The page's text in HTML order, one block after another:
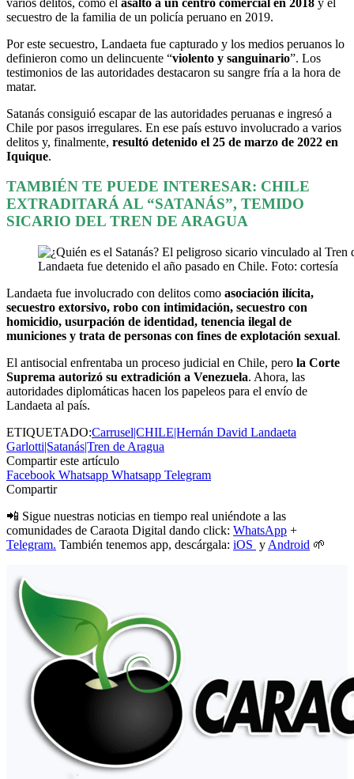
secuestro de la familia de un policía peruano en 2019.
Por este secuestro, Landaeta fue capturado y los medios peruanos lo
definieron como un delincuente “violento y sanguinario”. Los
testimonios de las autoridades destacaron su sangre fría a la hora de
matar.
Satanás consiguió escapar de las autoridades peruanas e ingresó a
Chile por pasos irregulares. En ese país estuvo involucrado a varios
delitos y, finalmente, resultó detenido el 25 de marzo de 2022 en
Iquique.
TAMBIÉN TE PUEDE INTERESAR: CHILE
EXTRADITARÁ AL “SATANÁS”, TEMIDO
SICARIO DEL TREN DE ARAGUA
Landaeta fue detenido el año pasado en Chile. Foto: cortesía
Landaeta fue involucrado con delitos como asociación ilícita,
secuestro extorsivo, robo con intimidación, secuestro con
homicidio, usurpación de identidad, tenencia ilegal de
municiones y trata de personas con fines de explotación sexual.
El antisocial enfrentaba un proceso judicial en Chile, pero la Corte
Suprema autorizó su extradición a Venezuela. Ahora, las
autoridades diplomáticas hacen los papeleos para el envío de
Landaeta al país.
ETIQUETADO:Carrusel|CHILE|Hernán David Landaeta
Garlotti|Satanás|Tren de Aragua
Compartir este artículo
Facebook Whatsapp Whatsapp Telegram
Compartir
📲 Sigue nuestras noticias en tiempo real uniéndote a las
comunidades de Caraota Digital dando click: WhatsApp +
Telegram. También tenemos app, descárgala: iOS y Android 🌱